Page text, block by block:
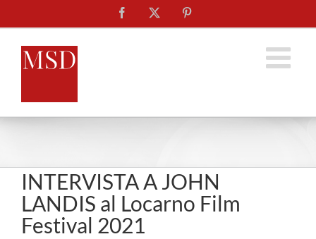
al
contenuto
Facebook
INTERVISTA A JOHN
LANDIS al Locarno Film
Festival 2021